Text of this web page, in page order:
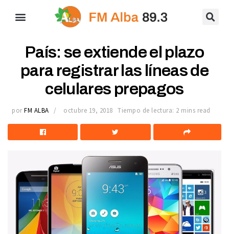
País: se extiende el plazo
para registrar las líneas de
celulares prepagos
por FM ALBA octubre 19, 2018 Tiempo de lectura: 2 mins read